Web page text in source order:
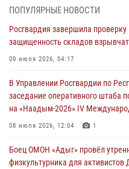
Росгвардия проверила
31 июля 2026, 03:49
Сотрудники вневедомственной
29 июля 2026, 09:41
26 сигналов «Тревога» с
задержаний Росгвардии в Туве с
ПОПУЛЯРНЫЕ НОВОСТИ
Росгвардия завершила
защищенность складов
09 июля 2026, 04:17
В Управлении Росгвардии по
заседание оперативного штаба
на «Наадым-2026» IV
08 июля 2026, 12:04 1
Боец ОМОН «Адыг» провёл
физкультурника для